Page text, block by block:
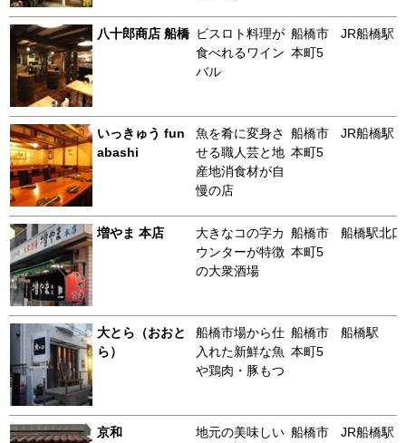
八十郎商店 船橋 ビスロト料理が
食べれるワイン
バル
船橋市
本町5
JR船橋駅
いっきゅう fun
abashi
魚を肴に変身さ
せる職人芸と地
産地消食材が自
慢の店
船橋市
本町5
JR船橋駅
増やま 本店
大きなコの字カ
ウンターが特徴
の大衆酒場
船橋市
本町5
船橋駅北口
大とら（おおと
ら）
船橋市場から仕
入れた新鮮な魚
や鶏肉・豚もつ
船橋市
本町5
船橋駅
京和
地元の美味しい 船橋市
JR船橋駅